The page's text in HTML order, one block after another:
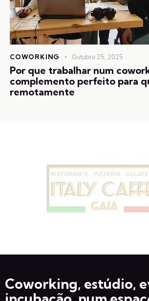
COWORKING Outubro 25, 2025
Por que trabalhar num
complemento perfeito para
remotamente
Coworking, estúdio,